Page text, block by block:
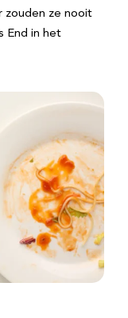
zouden ze nooit
End in het